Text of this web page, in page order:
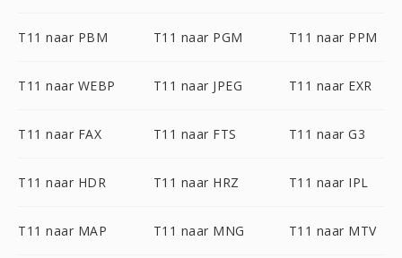
T11 naar PBM T11 naar PGM T11 naar PPM
T11 naar WEBP T11 naar JPEG T11 naar EXR
T11 naar FAX T11 naar FTS T11 naar G3
T11 naar HDR T11 naar HRZ T11 naar IPL
T11 naar MAP T11 naar MNG T11 naar MTV